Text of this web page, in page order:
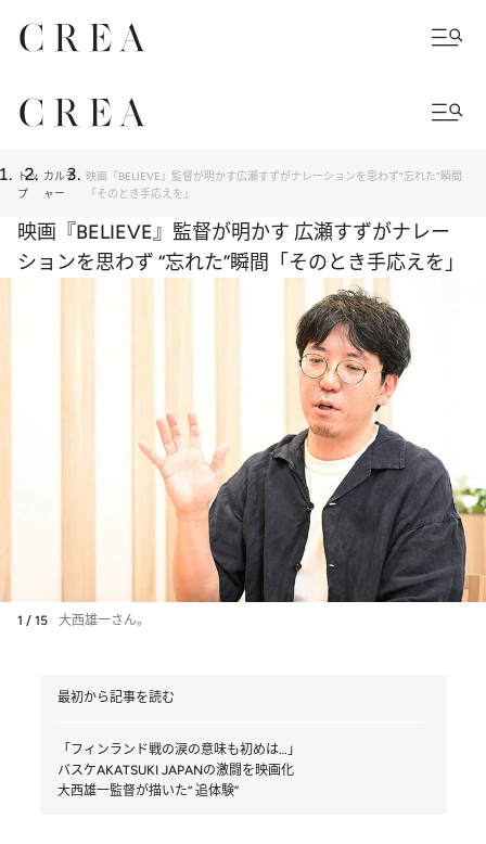
トッ
プ
カルチ
ャー
映画『BELIEVE』監督が明かす広瀬すずがナレーションを思わず“忘れた”瞬間
「そのとき手応えを」
映画『BELIEVE』監督が明かす 広瀬すずがナレー
ションを思わず “忘れた”瞬間「そのとき手応えを」
1 / 15 大西雄一さん。
最初から記事を読む
「フィンランド戦の涙の意味も初めは…」
バスケAKATSUKI JAPANの激闘を映画化
大西雄一監督が描いた“ 追体験”